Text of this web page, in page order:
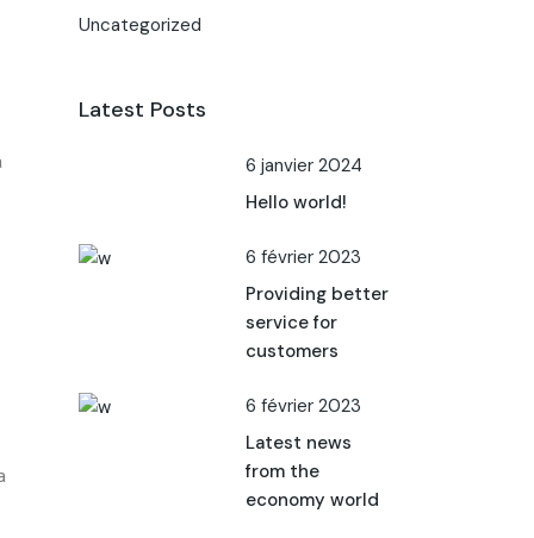
Uncategorized
Latest Posts
6 janvier 2024
Hello world!
6 février 2023
Providing better
service for
customers
6 février 2023
Latest news
from the
economy world